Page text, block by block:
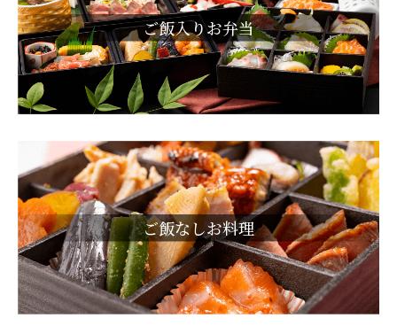
ご飯入りお弁当
ご飯なしお料理